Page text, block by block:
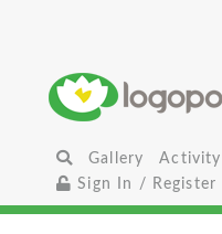
Gallery Activity
Sign In / Register